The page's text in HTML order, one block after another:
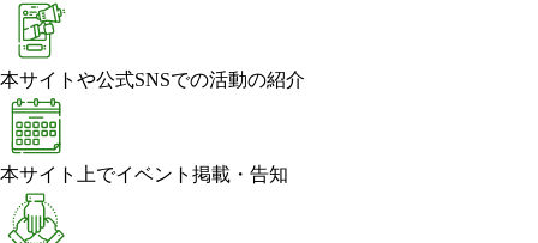
本サイトや公式SNSでの活動の紹介
本サイト上でイベント掲載・告知